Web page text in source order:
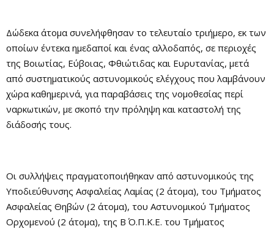
Δώδεκα άτομα συνελήφθησαν το τελευταίο τριήμερο, εκ των
οποίων έντεκα ημεδαποί και ένας αλλοδαπός, σε περιοχές
της Βοιωτίας, Εύβοιας, Φθιώτιδας και Ευρυτανίας, μετά
από συστηματικούς αστυνομικούς ελέγχους που λαμβάνουν
χώρα καθημερινά, για παραβάσεις της νομοθεσίας περί
ναρκωτικών, με σκοπό την πρόληψη και καταστολή της
διάδοσής τους.
Οι συλλήψεις πραγματοποιήθηκαν από αστυνομικούς της
Υποδιεύθυνσης Ασφαλείας Λαμίας (2 άτομα), του Τμήματος
Ασφαλείας Θηβών (2 άτομα), του Αστυνομικού Τμήματος
Ορχομενού (2 άτομα), της Β΄ Ο.Π.Κ.Ε. του Τμήματος